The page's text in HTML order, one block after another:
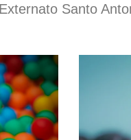
Santo